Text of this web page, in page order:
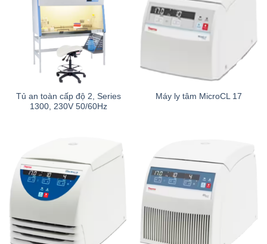
Tủ an toàn cấp độ 2, Series
1300, 230V 50/60Hz
Máy ly tâm MicroCL 17